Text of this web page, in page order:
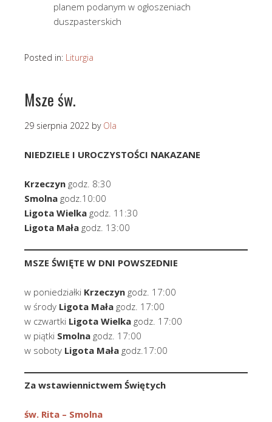
planem podanym w ogłoszeniach
duszpasterskich
Posted in: Liturgia
Msze św.
29 sierpnia 2022 by Ola
NIEDZIELE I UROCZYSTOŚCI NAKAZANE
Krzeczyn godz. 8:30
Smolna godz.10:00
Ligota Wielka godz. 11:30
Ligota Mała godz. 13:00
MSZE ŚWIĘTE W DNI POWSZEDNIE
w poniedziałki Krzeczyn godz. 17:00
w środy Ligota Mała godz. 17:00
w czwartki Ligota Wielka godz. 17:00
w piątki Smolna godz. 17:00
w soboty Ligota Mała godz.17:00
Za wstawiennictwem Świętych
św. Rita – Smolna